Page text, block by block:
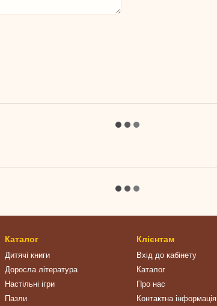
Каталог
Дитячі книги
Доросла література
Настільні ігри
Пазли
Клієнтам
Вхід до кабінету
Каталог
Про нас
Контактна інформація